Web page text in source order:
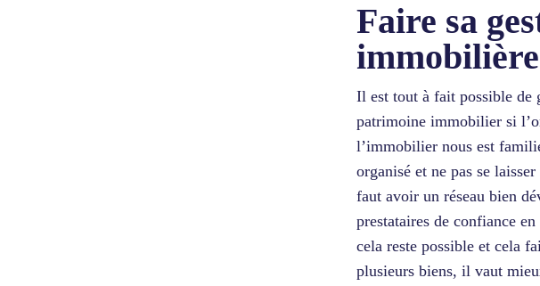
Faire sa
Il est tout à fait possible de
patrimoine immobilier si
l’immobilier nous est
organisé et ne pas se
faut avoir un réseau bien
prestataires de confiance
cela reste possible et cela
plusieurs biens, il vaut